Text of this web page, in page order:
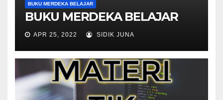
BUKU MERDEKA BELAJAR
BUKU MERDEKA BELAJAR
APR 25, 2022 SIDIK JUNA